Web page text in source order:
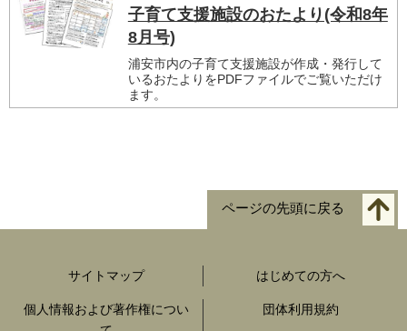
子育て支援施設のおたより(令和8年
8月号)
浦安市内の子育て支援施設が作成・発行して
いるおたよりをPDFファイルでご覧いただけ
ます。
ページの先頭に戻る
サイトマップ はじめての方へ
個人情報および著作権につい
団体利用規約